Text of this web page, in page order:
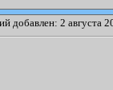
добавлен: 2 августа